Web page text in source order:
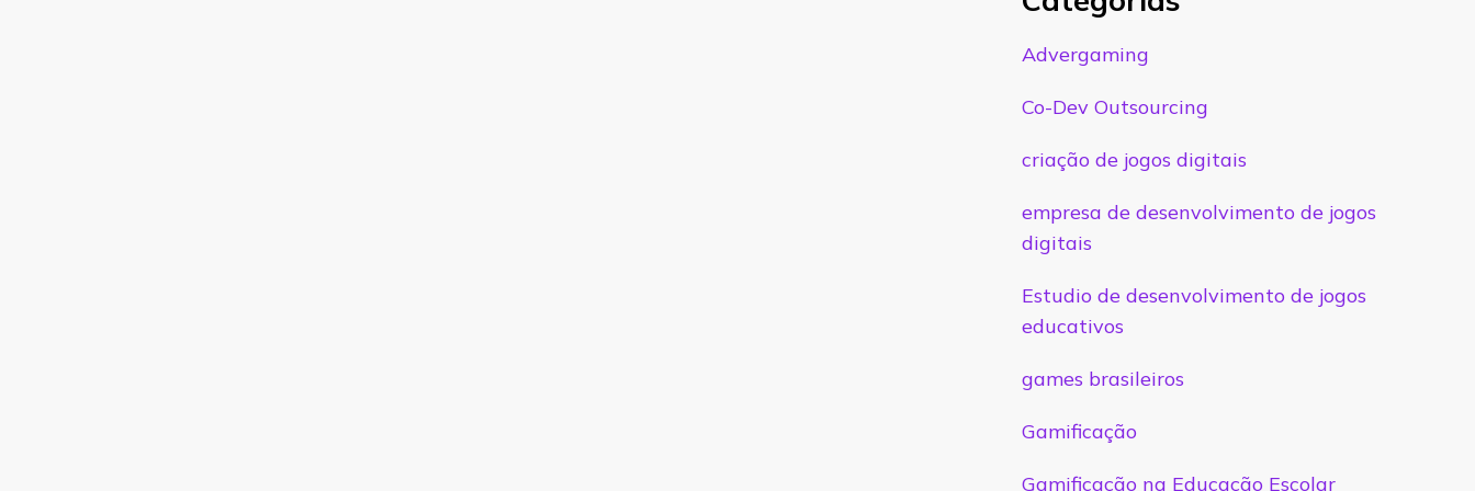
Advergaming
Co-Dev Outsourcing
criação de jogos digitais
empresa de desenvolvimento de jogos
digitais
Estudio de desenvolvimento de jogos
educativos
games brasileiros
Gamificação
Gamificação na Educação Escolar